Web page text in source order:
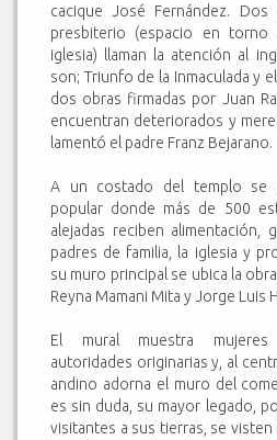
cacique José Fernández.
presbiterio (espacio en
iglesia) llaman la atención al
son; Triunfo de la Inmaculada y
dos obras firmadas por Juan
encuentran deteriorados y
lamentó el padre Franz Bejarano.
A un costado del templo se
popular donde más de 500
alejadas reciben alimentación,
padres de familia, la iglesia y
su muro principal se ubica la
Reyna Mamani Mita y Jorge Luis
El mural muestra mujeres
autoridades originarias y, al
andino adorna el muro del
es sin duda, su mayor legado,
visitantes a sus tierras, se